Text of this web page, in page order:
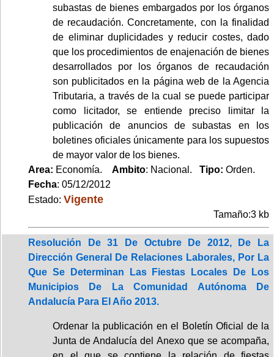
subastas de bienes embargados por los órganos
de recaudación. Concretamente, con la finalidad
de eliminar duplicidades y reducir costes, dado
que los procedimientos de enajenación de bienes
desarrollados por los órganos de recaudación
son publicitados en la página web de la Agencia
Tributaria, a través de la cual se puede participar
como licitador, se entiende preciso limitar la
publicación de anuncios de subastas en los
boletines oficiales únicamente para los supuestos
de mayor valor de los bienes.
Area: Economía. Ambito: Nacional. Tipo: Orden.
Fecha: 05/12/2012
Estado: Vigente
Tamaño:3 kb
Resolución De 31 De Octubre De 2012, De La
Dirección General De Relaciones Laborales, Por La
Que Se Determinan Las Fiestas Locales De Los
Municipios De La Comunidad Autónoma De
Andalucía Para El Año 2013.
Ordenar la publicación en el Boletín Oficial de la
Junta de Andalucía del Anexo que se acompaña,